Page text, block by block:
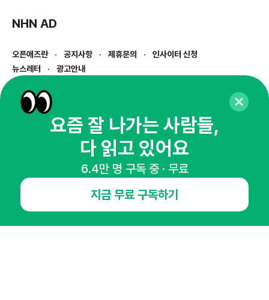
NHN AD
오픈애즈란 공지사항 제휴문의
인사이터 신청
뉴스레터
광고안내
경기도 성남시 분당구 대왕판교로645번길 16
사업자등록번호 : 144-81-27690(
통신판매업신고번호 : 2014-경기성남-1023
호스팅서비스사업자 : 오픈애즈
1800-2198
openads@openads.co.kr
이용약관
instagramthreadkakaotalk
요즘 잘 나가는 사람들,
다 읽고 있어요
6.4만 명 구독 중 · 무료
지금 무료 구독하기